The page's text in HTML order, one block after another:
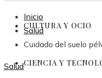
CULTURA Y OCIO
CIENCIA Y
Inicio
Salud
Cuidado del suelo
Salud